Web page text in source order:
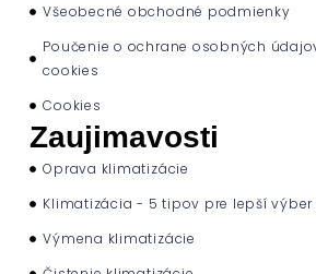
Všeobecné obchodné podmienky
Poučenie o ochrane osobných
cookies
Cookies
Zaujimavosti
Oprava klimatizácie
Klimatizácia - 5 tipov pre lepší
Výmena klimatizácie